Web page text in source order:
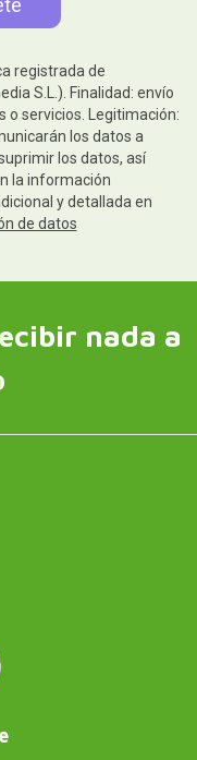
registrada de
S.L.). Finalidad: envío
o servicios. Legitimación:
los datos a
los datos, así
la información
y detallada en
de datos
nada a